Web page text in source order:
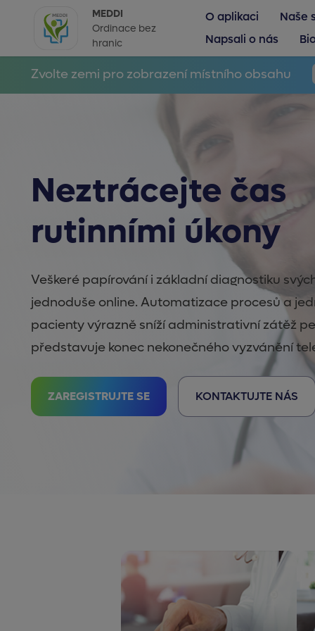
MEDDI
Ordinace bez
hranic
O aplikaci
Naše
Napsali o nás
Zvolte zemi pro zobrazení místního obsahu
Neztrácejte čas
rutinními úkony
Veškeré papírování i základní diagnostiku
jednoduše online. Automatizace procesů a
pacienty výrazně sníží administrativní zátěž
představuje konec nekonečného vyzvánění
ZAREGISTRUJTE SE KONTAKTUJTE NÁS